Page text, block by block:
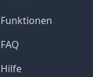
Funktionen
FAQ
Hilfe